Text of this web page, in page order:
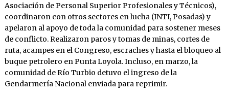
Asociación de Personal Superior Profesionales y Técnicos),
coordinaron con otros sectores en lucha (INTI, Posadas) y
apelaron al apoyo de toda la comunidad para sostener meses
de conflicto. Realizaron paros y tomas de minas, cortes de
ruta, acampes en el Congreso, escraches y hasta el bloqueo al
buque petrolero en Punta Loyola. Incluso, en marzo, la
comunidad de Río Turbio detuvo el ingreso de la
Gendarmería Nacional enviada para reprimir.